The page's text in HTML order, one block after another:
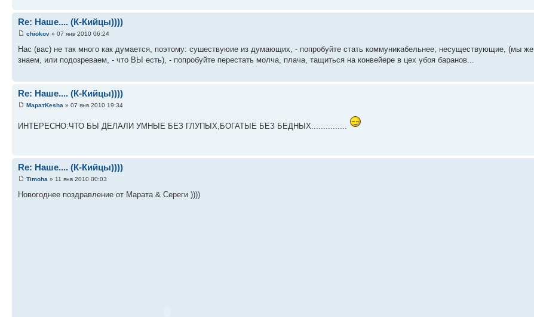
Re: Наше.... (К-Кийцы))))
chiokov » 07 янв 2010 06:24
Нас (вас) не так много как думается, поэтому: сушествуюие из думающих, - попробуйте стать коммуникабельнее; несуществующие, (мы же
знаем, или подозреваем, - что ВЫ есть), - попробуйте перестать молча, плача, тащиться на конвейере в цех убоя баранов...
Re: Наше.... (К-Кийцы))))
МаратKesha » 07 янв 2010 19:34
ИНТЕРЕСНО:ЧТО БЫ ДЕЛАЛИ УМНЫЕ БЕЗ ГЛУПЫХ,БОГАТЫЕ БЕЗ БЕДНЫХ...............
Re: Наше.... (К-Кийцы))))
Timoha » 11 янв 2010 00:03
Новогоднее поздравление от Марата & Сереги ))))